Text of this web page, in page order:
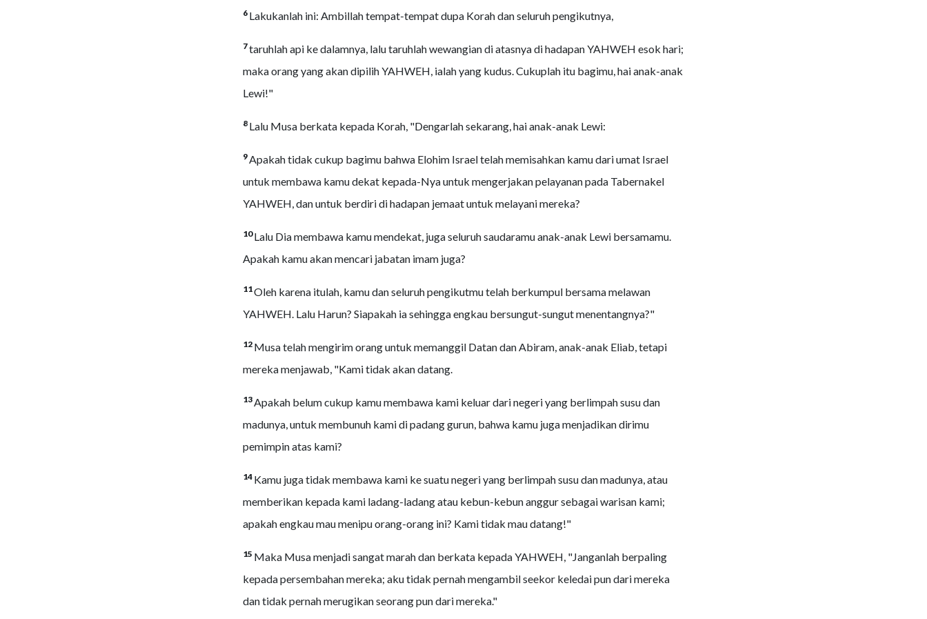
6 Lakukanlah ini: Ambillah tempat-tempat dupa Korah dan seluruh pengikutnya,
7taruhlah api ke dalamnya, lalu taruhlah wewangian di atasnya di hadapan YAHWEH esok hari;
maka orang yang akan dipilih YAHWEH, ialah yang kudus. Cukuplah itu bagimu, hai anak-anak
Lewi!"
8 Lalu Musa berkata kepada Korah, "Dengarlah sekarang, hai anak-anak Lewi:
9Apakah tidak cukup bagimu bahwa Elohim Israel telah memisahkan kamu dari umat Israel
untuk membawa kamu dekat kepada-Nya untuk mengerjakan pelayanan pada Tabernakel
YAHWEH, dan untuk berdiri di hadapan jemaat untuk melayani mereka?
10Lalu Dia membawa kamu mendekat, juga seluruh saudaramu anak-anak Lewi bersamamu.
Apakah kamu akan mencari jabatan imam juga?
11Oleh karena itulah, kamu dan seluruh pengikutmu telah berkumpul bersama melawan
YAHWEH. Lalu Harun? Siapakah ia sehingga engkau bersungut-sungut menentangnya?"
12 Musa telah mengirim orang untuk memanggil Datan dan Abiram, anak-anak Eliab, tetapi
mereka menjawab, "Kami tidak akan datang.
13Apakah belum cukup kamu membawa kami keluar dari negeri yang berlimpah susu dan
madunya, untuk membunuh kami di padang gurun, bahwa kamu juga menjadikan dirimu
pemimpin atas kami?
14 Kamu juga tidak membawa kami ke suatu negeri yang berlimpah susu dan madunya, atau
memberikan kepada kami ladang-ladang atau kebun-kebun anggur sebagai warisan kami;
apakah engkau mau menipu orang-orang ini? Kami tidak mau datang!"
15 Maka Musa menjadi sangat marah dan berkata kepada YAHWEH, "Janganlah berpaling
kepada persembahan mereka; aku tidak pernah mengambil seekor keledai pun dari mereka
dan tidak pernah merugikan seorang pun dari mereka."